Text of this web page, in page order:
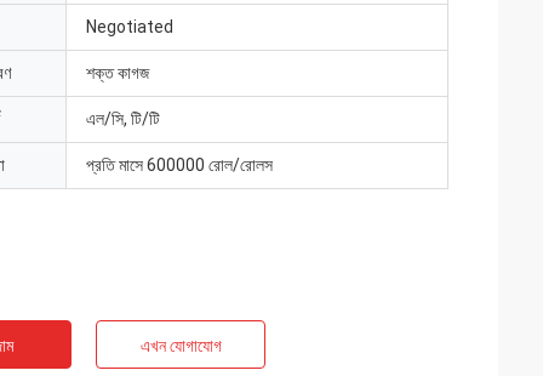
Negotiated
শক্ত কাগজ
এল/সি, টি/টি
প্রতি মাসে 600000 রোল/রোলস
এখন যোগাযোগ